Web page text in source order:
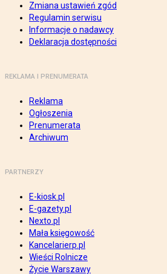
Zmiana ustawień zgód
Regulamin serwisu
Informacje o nadawcy
Deklaracja dostępności
REKLAMA I PRENUMERATA
Reklama
Ogłoszenia
Prenumerata
Archiwum
PARTNERZY
E-kiosk.pl
E-gazety.pl
Nexto.pl
Mała księgowość
Kancelarierp.pl
Wieści Rolnicze
Życie Warszawy